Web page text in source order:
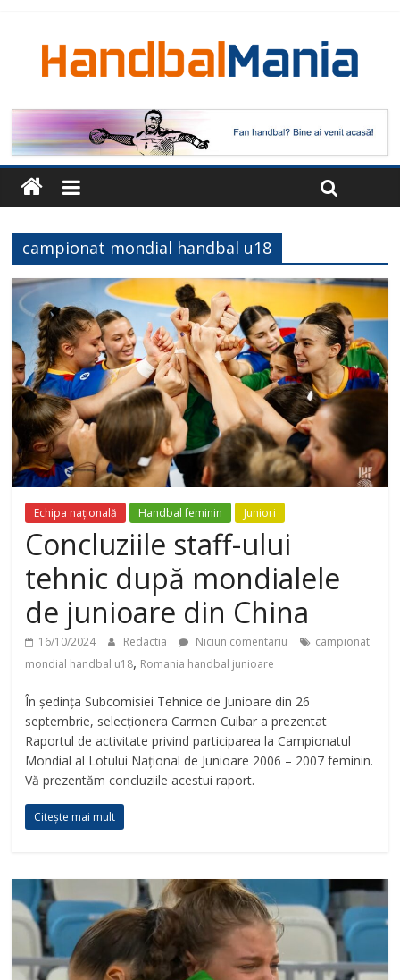
campionat mondial handbal u18
Echipa națională Handbal feminin Juniori
Concluziile staff-ului
tehnic după mondialele
de junioare din China
16/10/2024 Redactia Niciun comentariu
campionat
mondial handbal u18, Romania handbal junioare
În ședința Subcomisiei Tehnice de Junioare din 26
septembrie, selecționera Carmen Cuibar a prezentat
Raportul de activitate privind participarea la Campionatul
Mondial al Lotului Național de Junioare 2006 – 2007 feminin.
Vă prezentăm concluziile acestui raport.
Citește mai mult